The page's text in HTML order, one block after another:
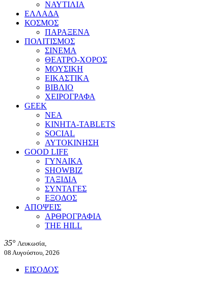
ΝΑΥΤΙΛΙΑ
ΕΛΛΑΔΑ
ΚΟΣΜΟΣ
ΠΑΡΑΞΕΝΑ
ΠΟΛΙΤΙΣΜΟΣ
ΣΙΝΕΜΑ
ΘΕΑΤΡΟ-ΧΟΡΟΣ
ΜΟΥΣΙΚΗ
ΕΙΚΑΣΤΙΚΑ
ΒΙΒΛΙΟ
ΧΕΙΡΟΓΡΑΦΑ
GEEK
ΝΕΑ
ΚΙΝΗΤΑ-TABLETS
SOCIAL
ΑΥΤΟΚΙΝΗΣΗ
GOOD LIFE
ΓΥΝΑΙΚΑ
SHOWBIZ
ΤΑΞΙΔΙΑ
ΣΥΝΤΑΓΕΣ
ΕΞΟΔΟΣ
ΑΠΟΨΕΙΣ
ΑΡΘΡΟΓΡΑΦΙΑ
THE HILL
35° Λευκωσία,
08 Αυγούστου, 2026
ΕΙΣΟΔΟΣ